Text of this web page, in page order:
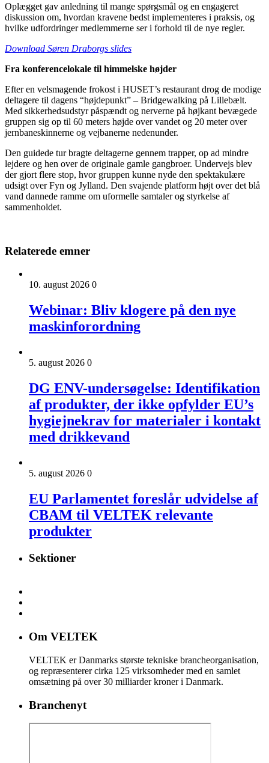
Oplægget gav anledning til mange spørgsmål og en engageret
diskussion om, hvordan kravene bedst implementeres i praksis, og
hvilke udfordringer medlemmerne ser i forhold til de nye regler.
Download Søren Draborgs slides
Fra konferencelokale til himmelske højder
Efter en velsmagende frokost i HUSET’s restaurant drog de modige
deltagere til dagens “højdepunkt” – Bridgewalking på Lillebælt.
Med sikkerhedsudstyr påspændt og nerverne på højkant bevægede
gruppen sig op til 60 meters højde over vandet og 20 meter over
jernbaneskinnerne og vejbanerne nedenunder.
Den guidede tur bragte deltagerne gennem trapper, op ad mindre
lejdere og hen over de originale gamle gangbroer. Undervejs blev
der gjort flere stop, hvor gruppen kunne nyde den spektakulære
udsigt over Fyn og Jylland. Den svajende platform højt over det blå
vand dannede ramme om uformelle samtaler og styrkelse af
sammenholdet.
Relaterede emner
10. august 2026 0
Webinar: Bliv klogere på den nye
maskinforordning
5. august 2026 0
DG ENV-undersøgelse: Identifikation
af produkter, der ikke opfylder EU’s
hygiejnekrav for materialer i kontakt
med drikkevand
5. august 2026 0
EU Parlamentet foreslår udvidelse af
CBAM til VELTEK relevante
produkter
Sektioner
Om VELTEK
VELTEK er Danmarks største tekniske brancheorganisation,
og repræsenterer cirka 125 virksomheder med en samlet
omsætning på over 30 milliarder kroner i Danmark.
Branchenyt